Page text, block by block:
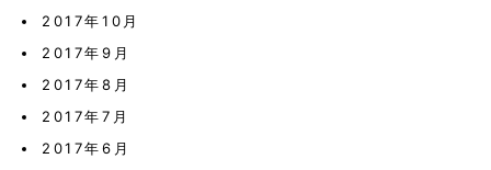
2017年10月
2017年9月
2017年8月
2017年7月
2017年6月